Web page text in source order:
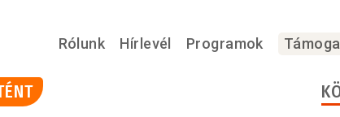
Rólunk Hírlevél Programok